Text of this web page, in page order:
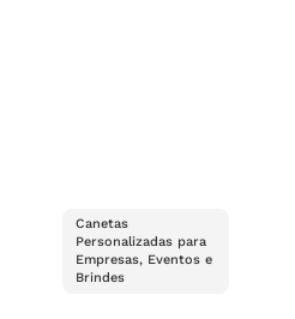
Canetas
Personalizadas para
Empresas, Eventos e
Brindes